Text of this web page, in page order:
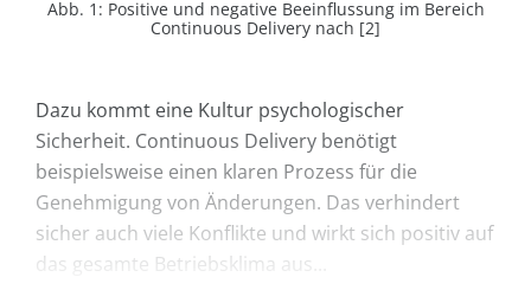
Abb. 1: Positive und negative Beeinflussung im Bereich
Continuous Delivery nach [2]
Dazu kommt eine Kultur psychologischer
Sicherheit. Continuous Delivery benötigt
beispielsweise einen klaren Prozess für die
Genehmigung von Änderungen. Das verhindert
sicher auch viele Konflikte und wirkt sich positiv auf
das gesamte Betriebsklima aus...